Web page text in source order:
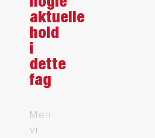
aktuelle
hold
i
dette
fag
Men
vi